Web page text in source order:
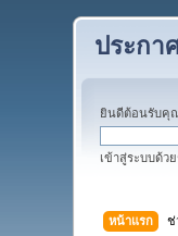
ประกา
ยินดีต้อนรับคุ
เข้าสู่ระบบด้ว
หน้าแรก ช่